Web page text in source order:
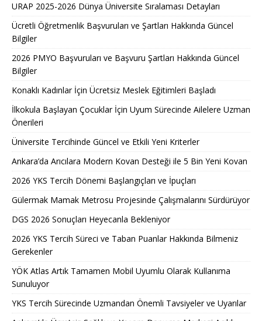
URAP 2025-2026 Dünya Üniversite Sıralaması Detayları
Ücretli Öğretmenlik Başvuruları ve Şartları Hakkında Güncel
Bilgiler
2026 PMYO Başvuruları ve Başvuru Şartları Hakkında Güncel
Bilgiler
Konaklı Kadınlar İçin Ücretsiz Meslek Eğitimleri Başladı
İlkokula Başlayan Çocuklar İçin Uyum Sürecinde Ailelere Uzman
Önerileri
Üniversite Tercihinde Güncel ve Etkili Yeni Kriterler
Ankara’da Arıcılara Modern Kovan Desteği ile 5 Bin Yeni Kovan
2026 YKS Tercih Dönemi Başlangıçları ve İpuçları
Gülermak Mamak Metrosu Projesinde Çalışmalarını Sürdürüyor
DGS 2026 Sonuçları Heyecanla Bekleniyor
2026 YKS Tercih Süreci ve Taban Puanlar Hakkında Bilmeniz
Gerekenler
YÖK Atlas Artık Tamamen Mobil Uyumlu Olarak Kullanıma
Sunuluyor
YKS Tercih Sürecinde Uzmandan Önemli Tavsiyeler ve Uyarılar